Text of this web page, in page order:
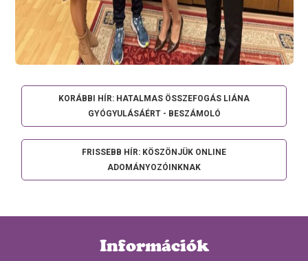
KORÁBBI HÍR: HATALMAS ÖSSZEFOGÁS LIÁNA
GYÓGYULÁSÁÉRT - BESZÁMOLÓ
FRISSEBB HÍR: KÖSZÖNJÜK ONLINE
ADOMÁNYOZÓINKNAK
Információk